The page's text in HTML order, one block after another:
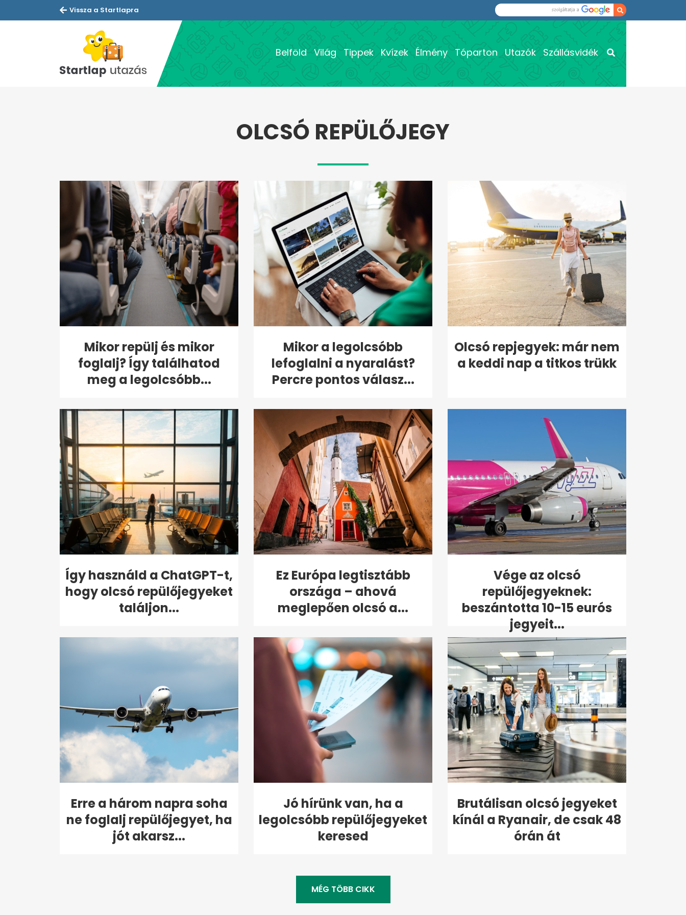
Vissza a Startlapra
Belföld Világ Tippek Kvízek Élmény Tóparton Utazók Szállásvidék
OLCSÓ REPÜLŐJEGY
Mikor repülj és mikor
foglalj? Így találhatod
meg a legolcsóbb...
Mikor a legolcsóbb
lefoglalni a nyaralást?
Percre pontos válasz...
Olcsó repjegyek: már nem
a keddi nap a titkos trükk
Így használd a ChatGPT-t,
hogy olcsó repülőjegyeket
találjon...
Ez Európa legtisztább
országa – ahová
meglepően olcsó a...
Vége az olcsó
repülőjegyeknek:
beszántotta 10-15 eurós
jegyeit...
Erre a három napra soha
ne foglalj repülőjegyet, ha
jót akarsz...
Jó hírünk van, ha a
legolcsóbb repülőjegyeket
keresed
Brutálisan olcsó jegyeket
kínál a Ryanair, de csak 48
órán át
MÉG TÖBB CIKK